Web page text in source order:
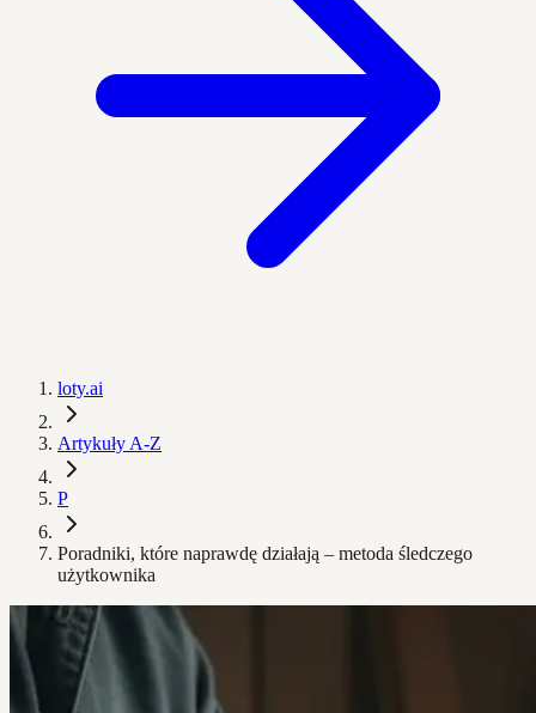
loty.ai
Artykuły A-Z
P
Poradniki, które naprawdę działają – metoda śledczego
użytkownika